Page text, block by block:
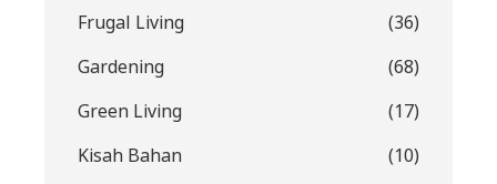
Frugal Living
(36)
Gardening
(68)
Green Living
(17)
Kisah Bahan
(10)